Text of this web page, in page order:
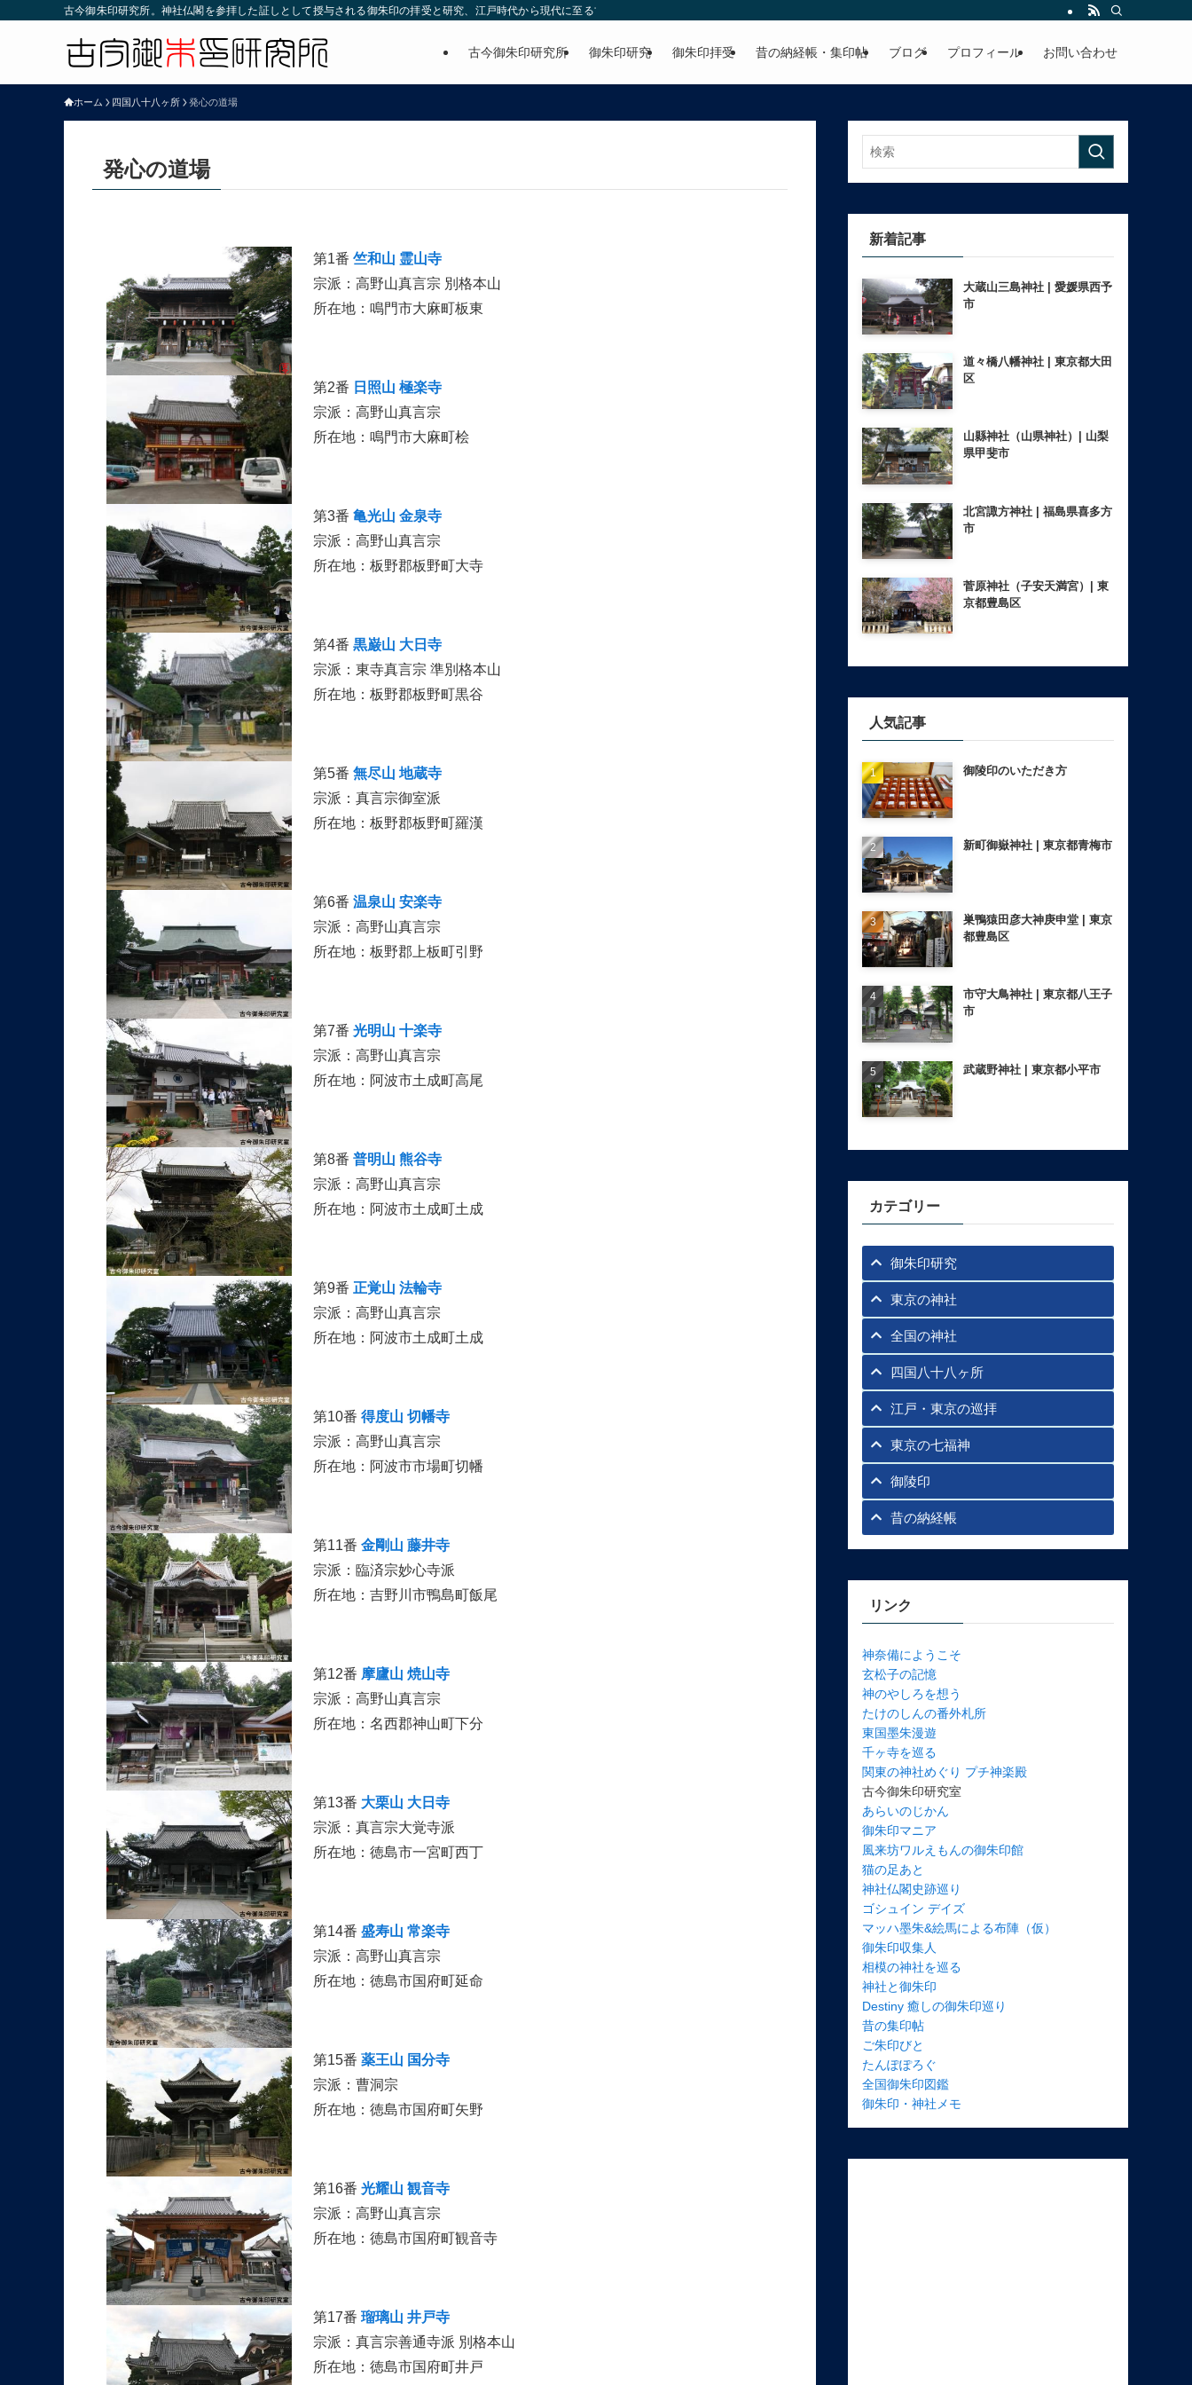
古今御朱印研究所。神社仏閣を参拝した証しとして授与される御朱印の拝受と研究、江戸時代から現代に至る古今の御朱印の紹介。
古今御朱印研究所 御朱印研究 御朱印拝受 昔の納経帳・集印帖 ブログ プロフィール お問い合わせ
ホーム 四国八十八ヶ所 発心の道場
発心の道場
第1番 竺和山 霊山寺
宗派：高野山真言宗 別格本山
所在地：鳴門市大麻町板東
第2番 日照山 極楽寺
宗派：高野山真言宗
所在地：鳴門市大麻町桧
第3番 亀光山 金泉寺
宗派：高野山真言宗
所在地：板野郡板野町大寺
第4番 黒巌山 大日寺
宗派：東寺真言宗 準別格本山
所在地：板野郡板野町黒谷
第5番 無尽山 地蔵寺
宗派：真言宗御室派
所在地：板野郡板野町羅漢
第6番 温泉山 安楽寺
宗派：高野山真言宗
所在地：板野郡上板町引野
第7番 光明山 十楽寺
宗派：高野山真言宗
所在地：阿波市土成町高尾
第8番 普明山 熊谷寺
宗派：高野山真言宗
所在地：阿波市土成町土成
第9番 正覚山 法輪寺
宗派：高野山真言宗
所在地：阿波市土成町土成
第10番 得度山 切幡寺
宗派：高野山真言宗
所在地：阿波市市場町切幡
第11番 金剛山 藤井寺
宗派：臨済宗妙心寺派
所在地：吉野川市鴨島町飯尾
第12番 摩廬山 焼山寺
宗派：高野山真言宗
所在地：名西郡神山町下分
第13番 大栗山 大日寺
宗派：真言宗大覚寺派
所在地：徳島市一宮町西丁
第14番 盛寿山 常楽寺
宗派：高野山真言宗
所在地：徳島市国府町延命
第15番 薬王山 国分寺
宗派：曹洞宗
所在地：徳島市国府町矢野
第16番 光耀山 観音寺
宗派：高野山真言宗
所在地：徳島市国府町観音寺
第17番 瑠璃山 井戸寺
宗派：真言宗善通寺派 別格本山
所在地：徳島市国府町井戸
新着記事
大蔵山三島神社 | 愛媛県西予
市
道々橋八幡神社 | 東京都大田
区
山縣神社（山県神社）| 山梨
県甲斐市
北宮諏方神社 | 福島県喜多方
市
菅原神社（子安天満宮）| 東
京都豊島区
人気記事
御陵印のいただき方
新町御嶽神社 | 東京都青梅市
巣鴨猿田彦大神庚申堂 | 東京
都豊島区
市守大鳥神社 | 東京都八王子
市
武蔵野神社 | 東京都小平市
カテゴリー
御朱印研究
東京の神社
全国の神社
四国八十八ヶ所
江戸・東京の巡拝
東京の七福神
御陵印
昔の納経帳
リンク
神奈備にようこそ
玄松子の記憶
神のやしろを想う
たけのしんの番外札所
東国墨朱漫遊
千ヶ寺を巡る
関東の神社めぐり プチ神楽殿
古今御朱印研究室
あらいのじかん
御朱印マニア
風来坊ワルえもんの御朱印館
猫の足あと
神社仏閣史跡巡り
ゴシュイン デイズ
マッハ墨朱&絵馬による布陣（仮）
御朱印収集人
相模の神社を巡る
神社と御朱印
Destiny 癒しの御朱印巡り
昔の集印帖
ご朱印びと
たんぽぽろぐ
全国御朱印図鑑
御朱印・神社メモ